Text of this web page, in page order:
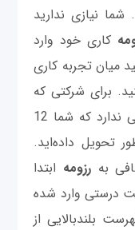
شما نیازی ندارید
کاری خود وارد
میان تجربه کاری
برای شرکتی که
به دنبال یک حساب‌دار است، اهمیتی ندارد که شما 12
تحویل داده‌اید.
به رزومه ابتدا
درستی وارد شده
بلندبالایی از